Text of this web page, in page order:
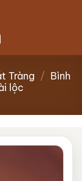
Tràng / Bình
lộc